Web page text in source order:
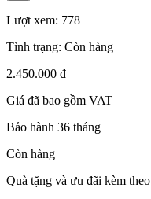
Lượt xem: 778
Tình trạng: Còn hàng
2.450.000 đ
Giá đã bao gồm VAT
Bảo hành 36 tháng
Còn hàng
Quà tặng và ưu đãi kèm theo